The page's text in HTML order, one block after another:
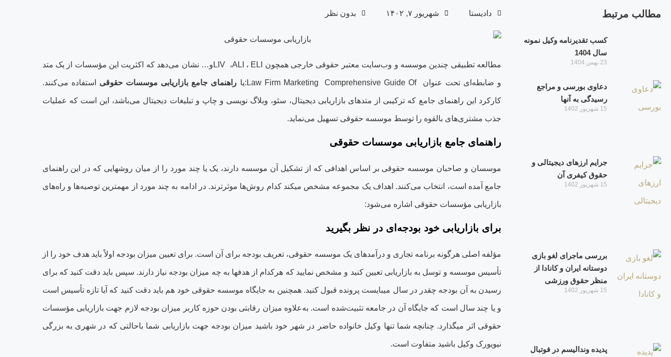
مطالب مرتبط
کسب تقدیرنامه وکیل نمونه
سال 1404
23 بهمن 1404
دعاوی بورسی و مراجع
رسیدگی به آنها
15 شهریور 1402
جرایم ارزهای دیجیتالی و
حقوق کیفری آن
15 شهریور 1402
بررسی ماجرای لغو بازی
دوستانه ایران و کانادا از
منظر حقوق ورزشی
15 شهریور 1402
پدیده وندالیسم در فوتبال
دادیستا شهریور ۷, ۱۴۰۲ بدون نظر
مطالعه تطبیقی چندین موسسه و وب‌سایت معتبر حقوقی خارجی همچون ELI ، ALI، LIV و… نشان می‏‌دهد که اکثریت این مؤسسات از یک متد
و ضابطه‌‏ای تحت عنوان :Law Firm Marketing Comprehensive Guide Ofیا راهنمای جامع بازاریابی موسسات حقوقی استفاده می‏‌کنند.
کارکرد این راهنمای جامع که ترکیبی از متدهای بازاریابی دیجیتال، سئو، وبلاگ ‏نویسی و چاپ و تبلیغات دیجیتال می‏‌باشد، این است که عملیات
جذب مشتری‌های بالقوه را توسط موسسه حقوقی تسهیل می‌‏نماید.
راهنمای جامع بازاریابی موسسات حقوقی
موسسان و صاحبان موسسه حقوقی بر اساس اهدافی که از تشکیل آن موسسه دارند، یک یا چند مورد را از میان روش‏هایی که در این راهنمای
جامع آمده است، انتخاب می‏‌کنند. اهداف یک مجموعه مشخص می‏کند کدام روش‌ها موثرترند. در ادامه به چند مورد از مهم‏ترین توصیه‌ها و راه‌های
بازاریابی مؤسسات حقوقی اشاره می‏‌شود:
برای بازاریابی خود بودجه‌ای در نظر بگیرید
مؤلفه اصلی هرگونه برنامه تجاری و درآمدهای یک موسسه حقوقی، تعریف بودجه برای آن است. برای تعیین میزان بودجه اولاً باید هدف خود را از
تأسیس موسسه و توسل به بازاریابی تعیین کنید و مشخص نمایید که هرکدام از هدف‏ها به چه میزان بودجه نیاز دارند. سپس باید دقت کنید که برای
رسیدن به آن بودجه چقدر در سال می‏بایست پرونده قبول کنید. همچنین به جایگاه موسسه حقوقی خود هم باید دقت کنید که آیا تازه تأسیس است
و یا چند سال است که جایگاه آن در جامعه تثبیت‌شده است. به‌علاوه میزان رقابتی بودن حوزه کاربر میزان بودجه لازم جهت بازاریابی مؤسسات
حقوقی اثر می‏گذارد. چنانچه شما تنها وکیل خانواده حاضر در شهر خود باشید میزان بودجه جهت بازاریابی شما باحالتی که در شهری به بزرگی
نیویورک وکیل باشید متفاوت است.